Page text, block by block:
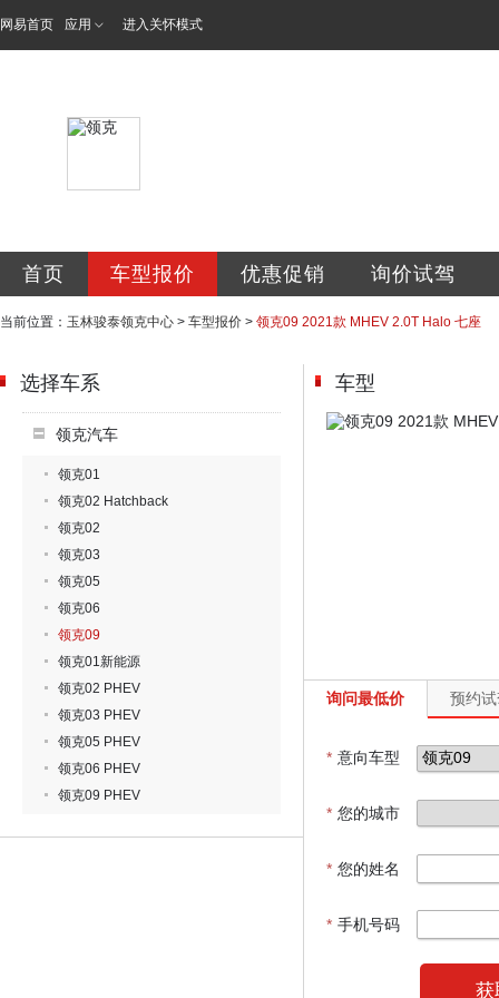
网易首页 应用 进入关怀模式
首页 车型报价 优惠促销 询价试驾
当前位置： 玉林骏泰领克中心 > 车型报价 > 领克09 2021款 MHEV 2.0T Halo 七座
选择车系
领克汽车
领克01
领克02 Hatchback
领克02
领克03
领克05
领克06
领克09
领克01新能源
领克02 PHEV
领克03 PHEV
领克05 PHEV
领克06 PHEV
领克09 PHEV
车型
询问最低价 预约
* 意向车型
* 您的城市
* 您的姓名
* 手机号码
获